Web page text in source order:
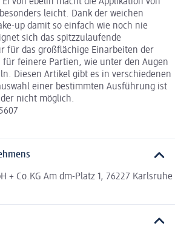
leicht. Dank der weichen
up damit so einfach wie noch nie
sich das spitzzulaufende
für das großflächige Einarbeiten der
für feinere Partien, wie unter den Augen
Diesen Artikel gibt es in verschiedenen
einer bestimmten Ausführung ist
nicht möglich.
+ Co.KG Am dm-Platz 1, 76227 Karlsruhe